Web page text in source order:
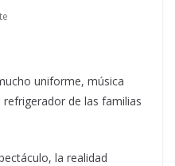
uniforme, música
de las familias
la realidad